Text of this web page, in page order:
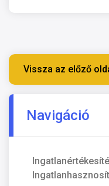
Vissza az előző
Navigáció